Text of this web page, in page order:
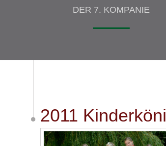
DER 7. KOMPANIE
2011